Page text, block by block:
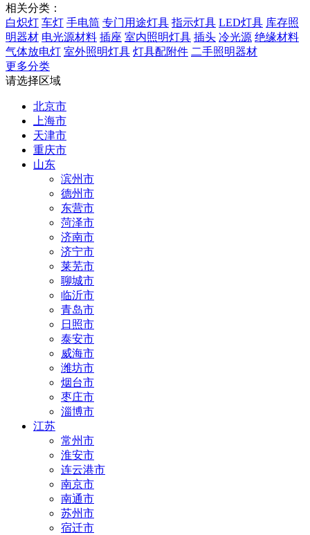
相关分类：
白炽灯 车灯 手电筒 专门用途灯具 指示灯具 LED灯具 库存照
明器材 电光源材料 插座 室内照明灯具 插头 冷光源 绝缘材料
气体放电灯 室外照明灯具 灯具配附件 二手照明器材
更多分类
请选择区域
北京市
上海市
天津市
重庆市
山东
滨州市
德州市
东营市
菏泽市
济南市
济宁市
莱芜市
聊城市
临沂市
青岛市
日照市
泰安市
威海市
潍坊市
烟台市
枣庄市
淄博市
江苏
常州市
淮安市
连云港市
南京市
南通市
苏州市
宿迁市